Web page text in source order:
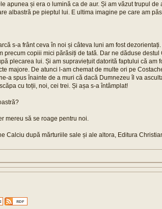
apunea și era o lumină ca de aur. Și am văzut trupul de
albastră pe pieptul lui. E ultima imagine pe care am
s-a frânt ceva în noi și câteva luni am fost
precum copiii mici părăsiți de tată. Dar ne dăduse destul
plecarea lui. Și am supraviețuit datorită faptului că am
majore. De atunci l-am chemat de multe ori pe
a spus înainte de a muri că dacă Dumnezeu îl va
cu toții, noi, cei trei. Și așa s-a întâmplat!
mereu să se roage pentru noi.
Calciu după mărturiile sale și ale altora, Editura